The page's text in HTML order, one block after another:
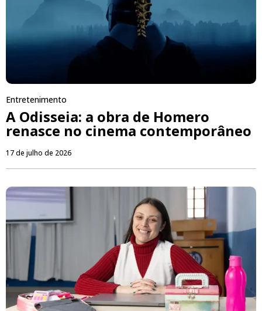
Entretenimento
A Odisseia: a obra de Homero
renasce no cinema contemporâneo
17 de julho de 2026